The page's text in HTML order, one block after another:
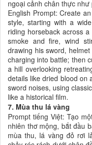
ngoại cảnh chân thực như
English Prompt: Create
style, starting with a
riding horseback across
smoke and fire, wind
drawing his sword,
charging into battle; then
a hill overlooking
details like dried blood on
sword noises, using
like a historical film.
7. Mùa thu lá vàng
Prompt tiếng Việt: Tạo
nhiên thơ mộng, bắt đầu
mùa thu, lá vàng đỏ rơi